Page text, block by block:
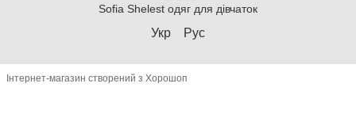
Sofia Shelest одяг для дівчаток
Укр Рус
Інтернет-магазин створений з Хорошоп